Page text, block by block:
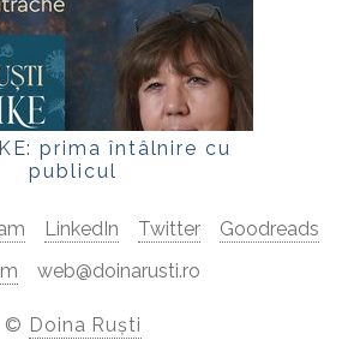
prima întâlnire cu
publicul
LinkedIn Twitter
Goodreads
web@doinarusti.ro
© Doina Ruști